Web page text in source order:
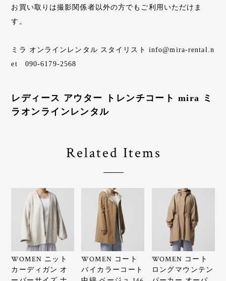
お買い取りは撮影関係者以外の方でもご利用いただけま
す。
ミラ オンラインレンタル スタイリスト info@mira-rental.n
et 090-6179-2568
レディース アウター トレンチコート mira ミ
ラオンラインレンタル
Related Items
WOMEN ニット
カーディガン オ
WOMEN コート
バイカラーコート
WOMEN コート
ロングマウンテン